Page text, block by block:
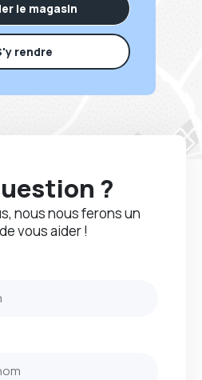
le magasin
rendre
?
nous nous ferons un
vous aider !